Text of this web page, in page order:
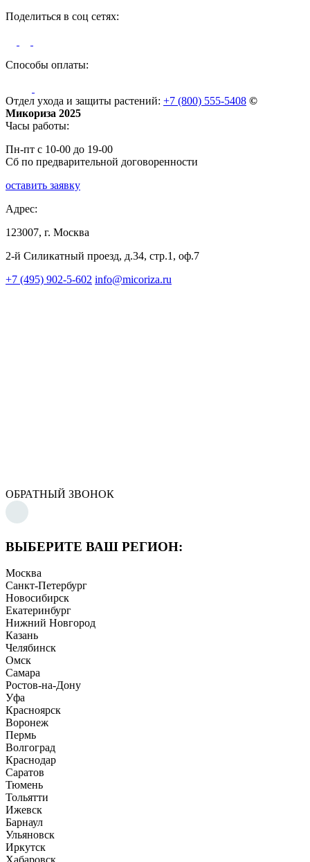
Поделиться в соц сетях:
Способы оплаты:
Отдел ухода и защиты растений: +7 (800) 555-5408 ©
Микориза 2025
Часы работы:
Пн-пт с 10-00 до 19-00
Сб по предварительной договоренности
оставить заявку
Адрес:
123007, г. Москва
2-й Силикатный проезд, д.34, стр.1, оф.7
+7 (495) 902-5-602 info@micoriza.ru
ОБРАТНЫЙ ЗВОНОК
ВЫБЕРИТЕ ВАШ РЕГИОН:
Москва
Санкт-Петербург
Новосибирск
Екатеринбург
Нижний Новгород
Казань
Челябинск
Омск
Самара
Ростов-на-Дону
Уфа
Красноярск
Воронеж
Пермь
Волгоград
Краснодар
Саратов
Тюмень
Тольятти
Ижевск
Барнаул
Ульяновск
Иркутск